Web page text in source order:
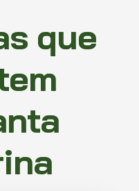
que